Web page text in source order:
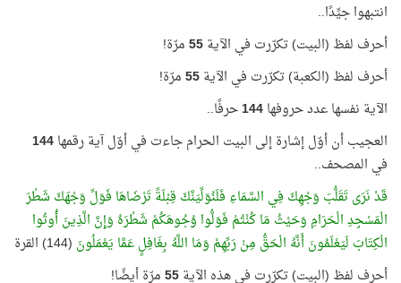
انتبهوا جيِّدًا..
أحرف لفظ (البيت) تكرّرت في الآية55مرّة!
أحرف لفظ (الكعبة) تكرّرت في الآية55مرّة!
الآية نفسها عدد حروفها144حرفًا..
العجيب أن أوّل إشارة إلى البيت الحرام جاءت في أوّل آية رقمها144
في المصحف..
قَدْ نَرَى تَقَلُّبَ وَجْهِكَ فِي السَّمَاءِ فَلَنُوَلِّيَنَّكَ قِبْلَةً تَرْضَاهَا فَوَلِّ وَجْهَكَ شَطْرَ
الْمَسْجِدِ الْحَرَامِ وَحَيْثُ مَا كُنْتُمْ فَوَلُّوا وُجُوهَكُمْ شَطْرَهُ وَإِنَّ الَّذِينَ أُوتُوا
الْكِتَابَ لَيَعْلَمُونَ أَنَّهُ الْحَقُّ مِنْ رَبِّهِمْ وَمَا اللَّهُ بِغَافِلٍ عَمَّا يَعْمَلُونَ (144) القرة
أحرف لفظ (البيت) تكرّرت في هذه الآية55مرّة أيضًا!